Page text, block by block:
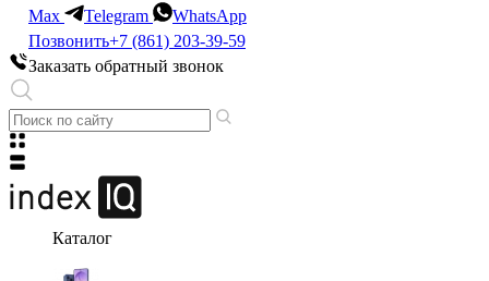
Max Telegram
WhatsApp
Позвонить+7 (861) 203-39-59
Заказать обратный звонок
Каталог